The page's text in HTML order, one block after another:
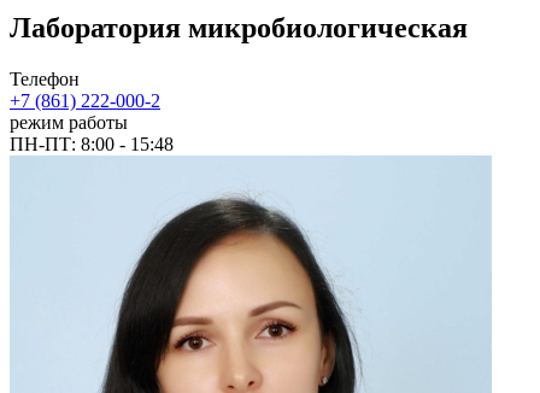
Лаборатория микробиологическая
Телефон
+7 (861) 222-000-2
режим работы
ПН-ПТ: 8:00 - 15:48